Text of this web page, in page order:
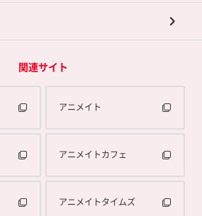
関連サイト
アニメイト
アニメイトカフェ
アニメイトタイムズ